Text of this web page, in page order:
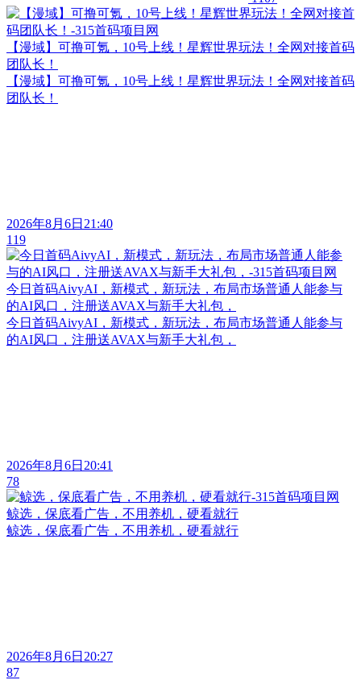
【漫域】可撸可氪，10号上线！星辉世界玩法！全网对接首码
团队长！
【漫域】可撸可氪，10号上线！星辉世界玩法！全网对接首码
团队长！
2026年8月6日21:40
119
今日首码AivyAI，新模式，新玩法，布局市场普通人能参与
的AI风口，注册送AVAX与新手大礼包，
今日首码AivyAI，新模式，新玩法，布局市场普通人能参与
的AI风口，注册送AVAX与新手大礼包，
2026年8月6日20:41
78
鲸选，保底看广告，不用养机，硬看就行
鲸选，保底看广告，不用养机，硬看就行
2026年8月6日20:27
87